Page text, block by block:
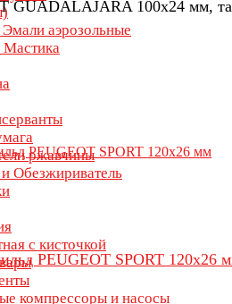
аэрозольные
Мастика
ржавчины
и Обезжириватель
с кисточкой
компрессоры и насосы
GUADALAJARA 100х24 мм,
PEUGEOT SPORT 120х26